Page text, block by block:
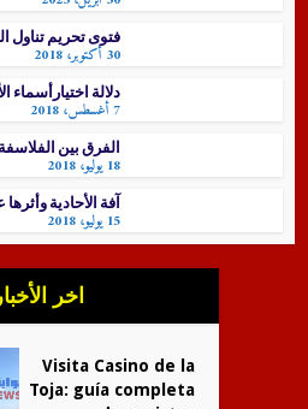
فتوى تحريم تناول
30 أكتوبر، 2018
دلالة اختيارأسماء
7 أغسطس، 2018
الفرق بين
18 يوليو، 2018
آفة الأحادية
15 يوليو، 2018
اخر الأخبار
Visita Casino de la
Toja: guía completa